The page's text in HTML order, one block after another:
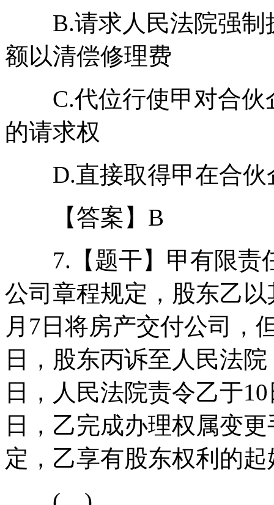
B.请求人民法院强制
额以清偿修理费
C.代位行使甲对合伙
的请求权
D.直接取得甲在合伙
【答案】B
7.【题干】甲有限责
公司章程规定，股东乙
月7日将房产交付公司，
日，股东丙诉至人民法
日，人民法院责令乙于
日，乙完成办理权属变
定，乙享有股东权利的